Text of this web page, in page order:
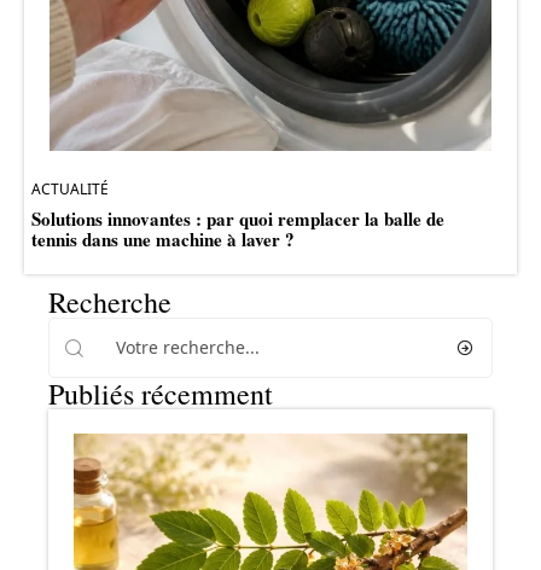
ACTUALITÉ
Solutions innovantes : par quoi remplacer la balle de
tennis dans une machine à laver ?
Recherche
Publiés récemment